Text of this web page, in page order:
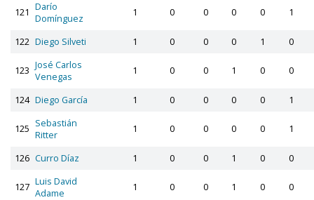
121 Darío
Domínguez
1 0 0 0 0 1
122 Diego Silveti 1 0 0 0 1 0
123 José Carlos
Venegas
1 0 0 1 0 0
124 Diego García 1 0 0 0 0 1
125 Sebastián
Ritter
1 0 0 0 0 1
126 Curro Díaz 1 0 0 1 0 0
127 Luis David
Adame
1 0 0 1 0 0